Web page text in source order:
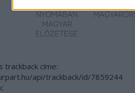
NYOMÁBAN
MAGYAR
ELŐZETESE
trackback címe:
api/trackback/id/7859244